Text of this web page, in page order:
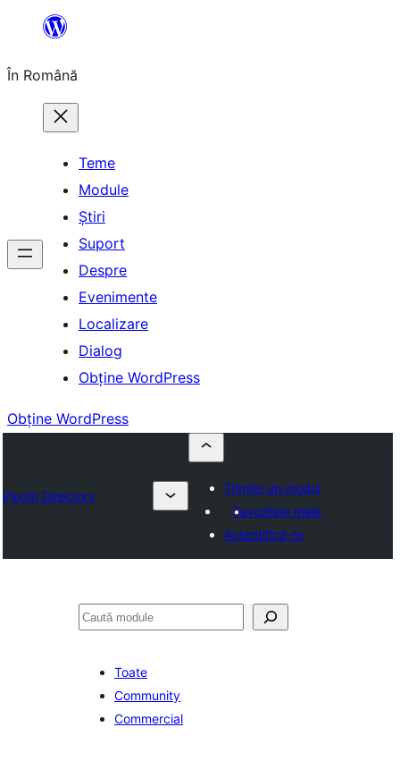
conținut
În Română
Teme
Module
Știri
Suport
Despre
Evenimente
Localizare
Dialog
Obține WordPress
Obține WordPress
Plugin Directory
Trimite un modul
Favoritele mele
Autentifică-te
Caută
Toate
Community
Commercial